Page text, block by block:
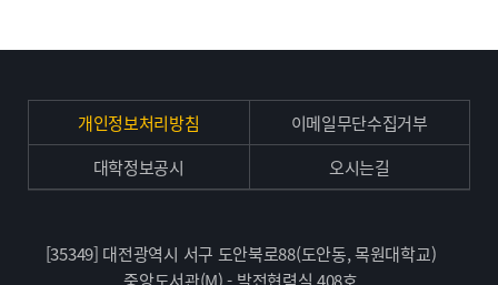
개인정보처리방침
이메일무단수집거부
대학정보공시
오시는길
[35349] 대전광역시 서구 도안북로88(도안동, 목원대학교)
중앙도서관(M) - 발전협력실 408호